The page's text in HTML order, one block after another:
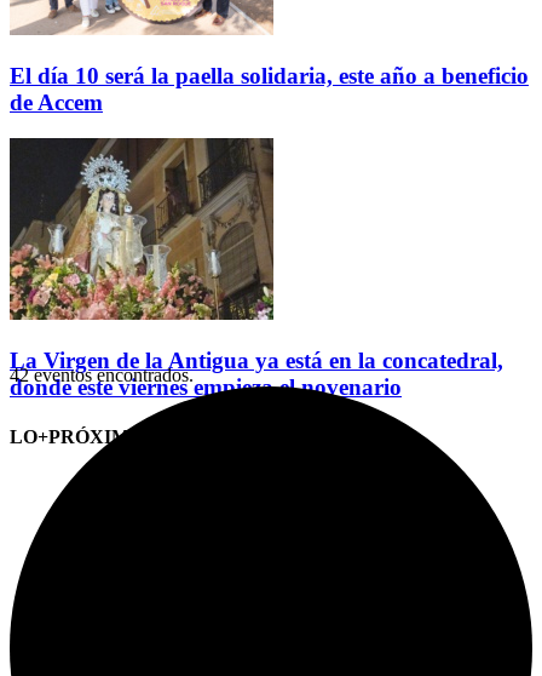
El día 10 será la paella solidaria, este año a beneficio
de Accem
La Virgen de la Antigua ya está en la concatedral,
donde este viernes empieza el novenario
LO+PRÓXIMO (CITAS)
42 eventos encontrados.